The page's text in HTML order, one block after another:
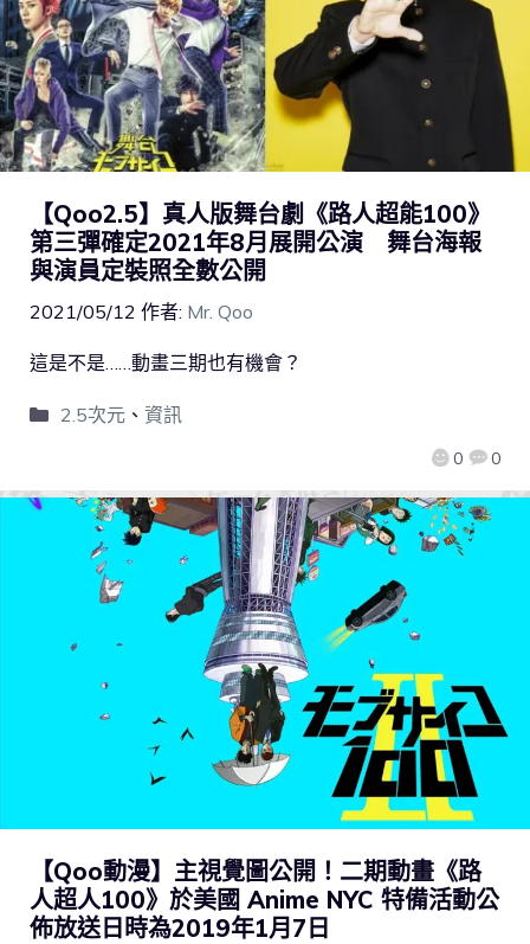
【Qoo2.5】真人版舞台劇《路人超能100》
第三彈確定2021年8月展開公演 舞台海報
與演員定裝照全數公開
2021/05/12 作者: Mr. Qoo
0 0
這是不是……動畫三期也有機會？
2.5次元、 資訊
【Qoo動漫】主視覺圖公開！二期動畫《路
人超人100》於美國 Anime NYC 特備活動公
佈放送日時為2019年1月7日